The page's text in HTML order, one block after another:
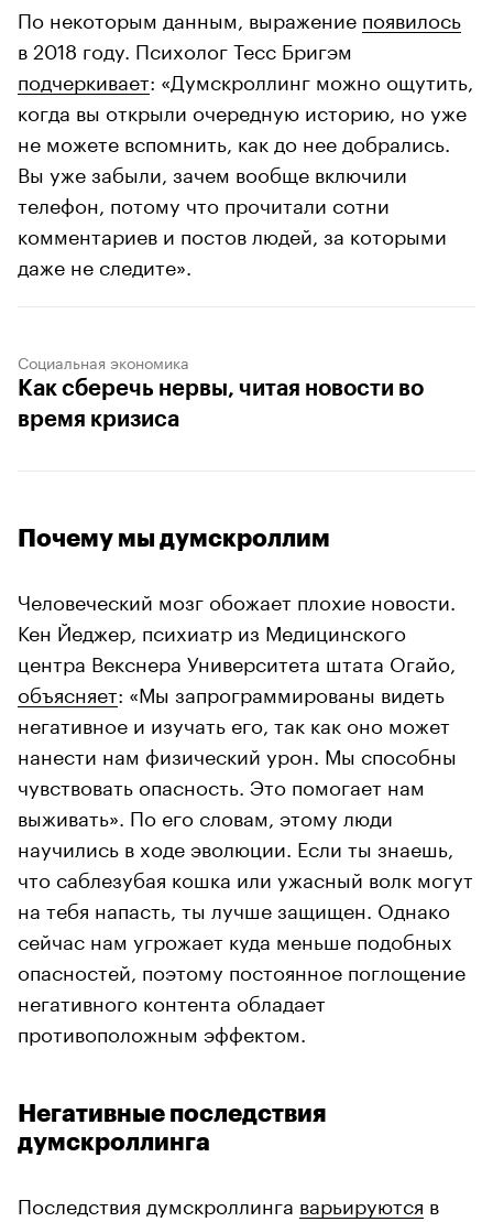
По некоторым данным, выражение появилось
в 2018 году. Психолог Тесс Бригэм
подчеркивает: «Думскроллинг можно ощутить,
когда вы открыли очередную историю, но уже
не можете вспомнить, как до нее добрались.
Вы уже забыли, зачем вообще включили
телефон, потому что прочитали сотни
комментариев и постов людей, за которыми
даже не следите».
Социальная экономика
Как сберечь нервы, читая новости во
время кризиса
Почему мы думскроллим
Человеческий мозг обожает плохие новости.
Кен Йеджер, психиатр из Медицинского
центра Векснера Университета штата Огайо,
объясняет: «Мы запрограммированы видеть
негативное и изучать его, так как оно может
нанести нам физический урон. Мы способны
чувствовать опасность. Это помогает нам
выживать». По его словам, этому люди
научились в ходе эволюции. Если ты знаешь,
что саблезубая кошка или ужасный волк могут
на тебя напасть, ты лучше защищен. Однако
сейчас нам угрожает куда меньше подобных
опасностей, поэтому постоянное поглощение
негативного контента обладает
противоположным эффектом.
Негативные последствия
думскроллинга
Последствия думскроллинга варьируются в